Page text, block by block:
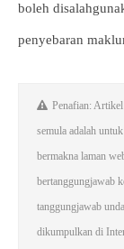
boleh
penyebaran
Penafian:
semula adalah
bermakna laman
bertanggungjawab
tanggungjawab
dikumpulkan di